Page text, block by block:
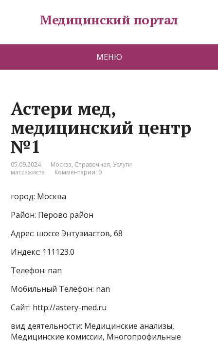
Медицинский портал
МЕНЮ
Астeри мед,
медицинский центр
№1
05.09.2024 Москва, Справочная, Услуги
массажиста
Комментарии: 0
город: Москва
Район: Перово район
Адрес: шоссе Энтузиастов, 68
Индекс: 111123.0
Телефон: nan
Мобильный Телефон: nan
Сайт: http://astery-med.ru
вид деятельности: Медицинские анализы,
Медицинские комиссии, Многопрофильные